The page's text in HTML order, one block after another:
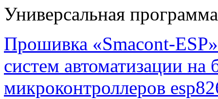
Универсальная
Прошивка «Smacont-
систем автоматизации
микроконтроллеров